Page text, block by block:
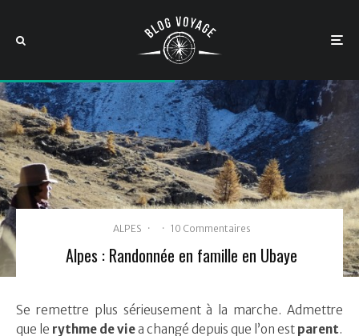
ALPES · · 10 Commentaires
Alpes : Randonnée en famille en Ubaye
Se remettre plus sérieusement à la marche. Admettre
que le rythme de viea changé depuis que l’on est parent.